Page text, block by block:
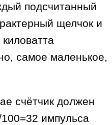
подсчитанный
щелчок и
самое маленькое,
счётчик должен
импульса